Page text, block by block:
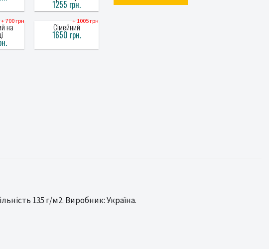
1255 грн.
+ 700 грн
на
+ 1005 грн
Сімейний
1650 грн.
135 г/м2. Виробник: Україна.